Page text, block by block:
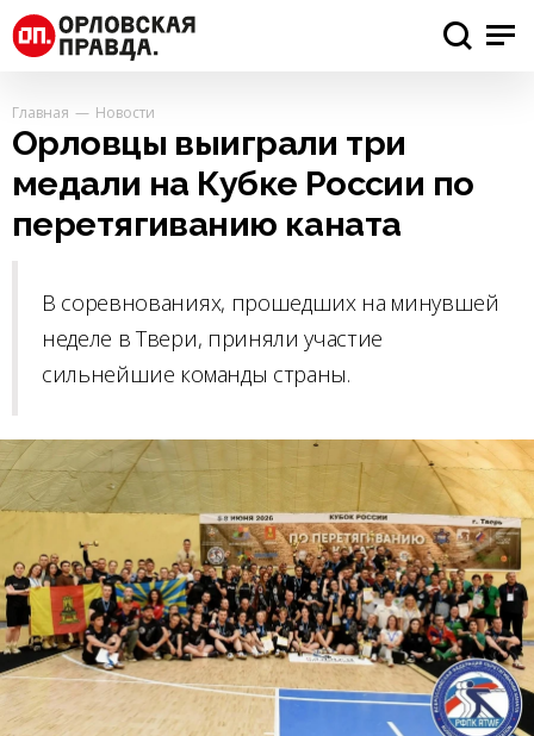
Главная Новости
Орловцы выиграли три
медали на Кубке России по
перетягиванию каната
В соревнованиях, прошедших на минувшей
неделе в Твери, приняли участие
сильнейшие команды страны.